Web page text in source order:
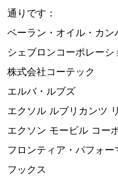
通りです：
ベーラン・オイル・カン
シェブロンコーポレーシ
株式会社コーテック
エルバ・ルブズ
エクソル ルブリカンツ
エクソン モービル コー
フロンティア・パフォ
フックス